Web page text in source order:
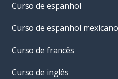
Curso de espanhol
Curso de espanhol mexicano
Curso de francês
Curso de inglês